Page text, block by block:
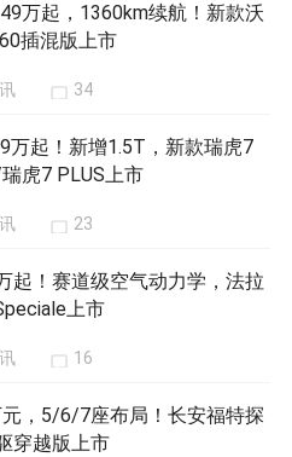
万起，1360km续航！新款沃
插混版上市
34
万起！新增1.5T，新款瑞虎7
虎7 PLUS上市
23
起！赛道级空气动力学，法拉
上市
16
，5/6/7座布局！长安福特探
穿越版上市